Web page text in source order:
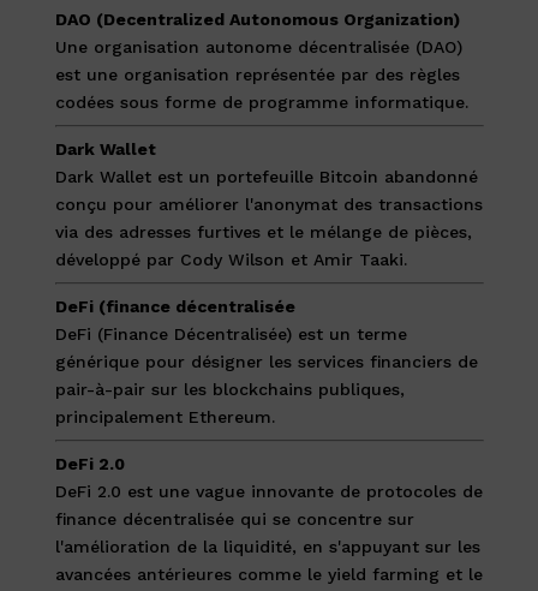
DAO (Decentralized Autonomous Organization)
Une organisation autonome décentralisée (DAO)
est une organisation représentée par des règles
codées sous forme de programme informatique.
Dark Wallet
Dark Wallet est un portefeuille Bitcoin abandonné
conçu pour améliorer l'anonymat des transactions
via des adresses furtives et le mélange de pièces,
développé par Cody Wilson et Amir Taaki.
DeFi (finance décentralisée
DeFi (Finance Décentralisée) est un terme
générique pour désigner les services financiers de
pair-à-pair sur les blockchains publiques,
principalement Ethereum.
DeFi 2.0
DeFi 2.0 est une vague innovante de protocoles de
finance décentralisée qui se concentre sur
l'amélioration de la liquidité, en s'appuyant sur les
avancées antérieures comme le yield farming et le